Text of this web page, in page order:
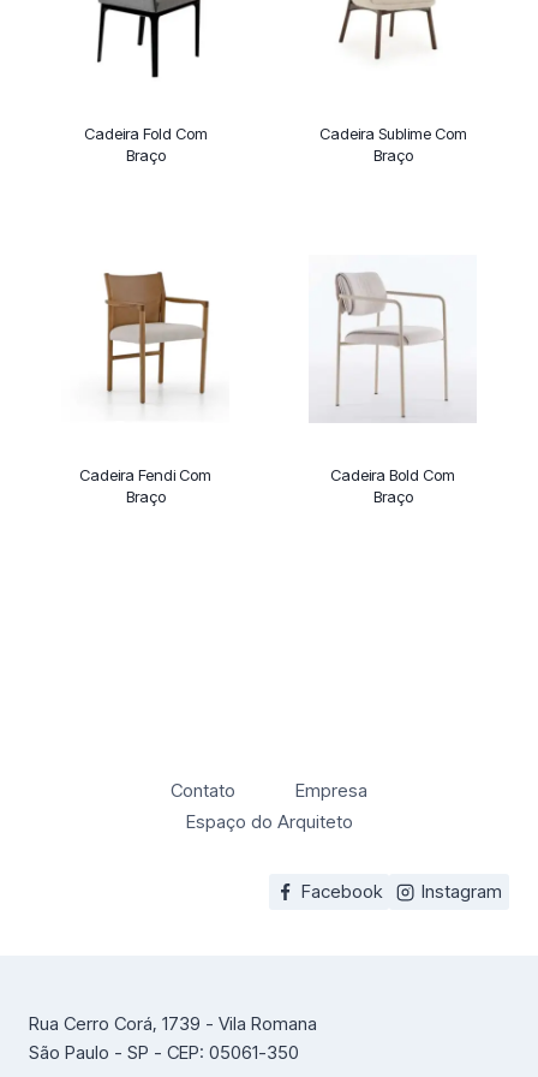
Cadeira Fold Com
Braço
Cadeira Sublime Com
Braço
Cadeira Fendi Com
Braço
Cadeira Bold Com
Braço
Contato
Empresa
Espaço do Arquiteto
Facebook Instagram
Rua Cerro Corá, 1739 - Vila Romana
São Paulo - SP - CEP: 05061-350